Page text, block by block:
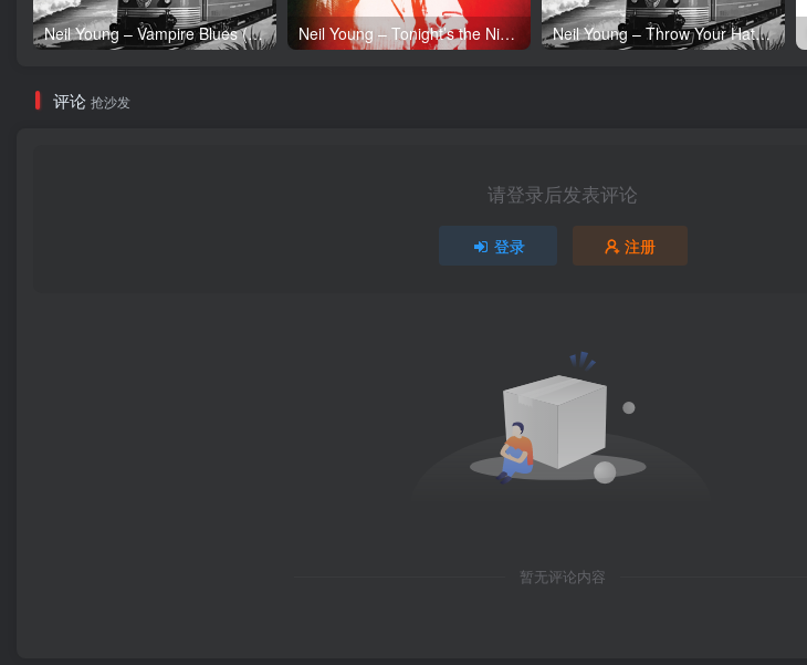
Neil Young – Vampire Blues (Live) – Single(054391239303)【24bit／96.0kHz】土耳其区 Neil Young – Tonight’s the Night (50th Anniversary)(093624835097)【24bit／192.0kHz】土耳其区 Neil Young – Throw Your Hatred Down (Live) – Single(054391239273)【24bit／96.0kHz】土耳其区
评论 抢沙发
请登录后发表评论
登录 注册
暂无评论内容